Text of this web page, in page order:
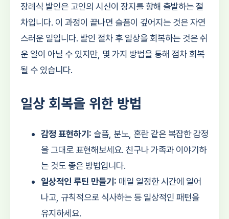
장례식 발인은 고인의 시신이 장지를 향해 출발하는 절
차입니다. 이 과정이 끝나면 슬픔이 깊어지는 것은 자연
스러운 일입니다. 발인 절차 후 일상을 회복하는 것은 쉬
운 일이 아닐 수 있지만, 몇 가지 방법을 통해 점차 회복
될 수 있습니다.
일상 회복을 위한 방법
감정 표현하기: 슬픔, 분노, 혼란 같은 복잡한 감정
을 그대로 표현해보세요. 친구나 가족과 이야기하
는 것도 좋은 방법입니다.
일상적인 루틴 만들기: 매일 일정한 시간에 일어
나고, 규칙적으로 식사하는 등 일상적인 패턴을
유지하세요.